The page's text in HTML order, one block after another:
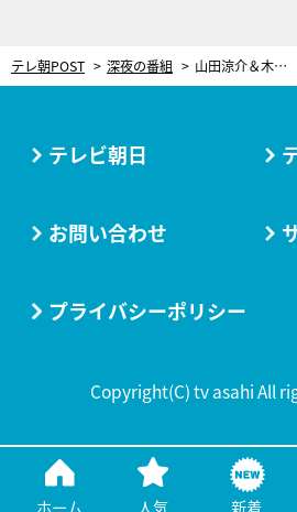
テレ朝POST 深夜の番組 山田涼介＆木南晴夏、“ロミジュリ風”コスプレ披露！「おおセミオ…」
ホーム 人気 新着
テレビ朝日
お問い合わせ
プライバシーポリシー
Copyright(C) tv asahi All